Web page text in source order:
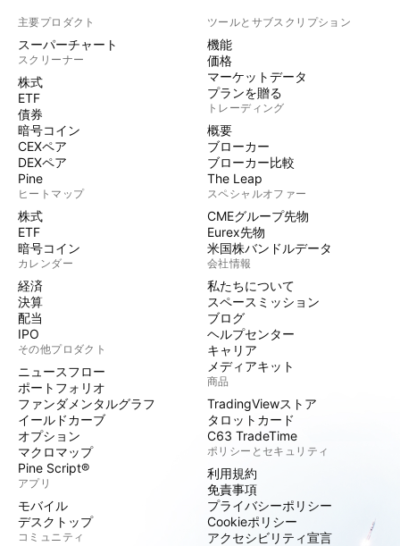
主要プロダクト
スーパーチャート
スクリーナー
株式
ETF
債券
暗号コイン
CEXペア
DEXペア
Pine
ヒートマップ
株式
ETF
暗号コイン
カレンダー
経済
決算
配当
IPO
その他プロダクト
ニュースフロー
ポートフォリオ
ファンダメンタルグラフ
イールドカーブ
オプション
マクロマップ
Pine Script®
アプリ
モバイル
デスクトップ
コミュニティ
ツールとサブスクリプション
機能
価格
マーケットデータ
プランを贈る
トレーディング
概要
ブローカー
ブローカー比較
The Leap
スペシャルオファー
CMEグループ先物
Eurex先物
米国株バンドルデータ
会社情報
私たちについて
スペースミッション
ブログ
ヘルプセンター
キャリア
メディアキット
商品
TradingViewストア
タロットカード
C63 TradeTime
ポリシーとセキュリティ
利用規約
免責事項
プライバシーポリシー
Cookieポリシー
アクセシビリティ宣言